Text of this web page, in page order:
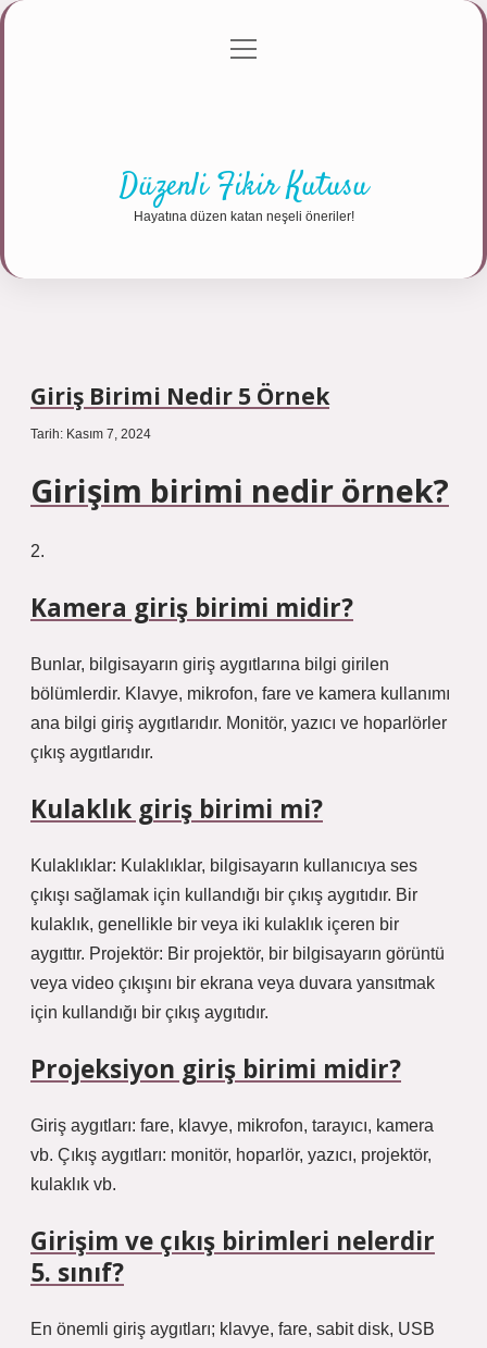
Gizlilik Politikası
menüyü
Düzenli Fikir Kutusu
Hayatına düzen katan neşeli öneriler!
Giriş Birimi Nedir 5 Örnek
Tarih: Kasım 7, 2024
Girişim birimi nedir örnek?
2.
Kamera giriş birimi midir?
Bunlar, bilgisayarın giriş aygıtlarına bilgi girilen
bölümlerdir. Klavye, mikrofon, fare ve kamera kullanımı
ana bilgi giriş aygıtlarıdır. Monitör, yazıcı ve hoparlörler
çıkış aygıtlarıdır.
Kulaklık giriş birimi mi?
Kulaklıklar: Kulaklıklar, bilgisayarın kullanıcıya ses
çıkışı sağlamak için kullandığı bir çıkış aygıtıdır. Bir
kulaklık, genellikle bir veya iki kulaklık içeren bir
aygıttır. Projektör: Bir projektör, bir bilgisayarın görüntü
veya video çıkışını bir ekrana veya duvara yansıtmak
için kullandığı bir çıkış aygıtıdır.
Projeksiyon giriş birimi midir?
Giriş aygıtları: fare, klavye, mikrofon, tarayıcı, kamera
vb. Çıkış aygıtları: monitör, hoparlör, yazıcı, projektör,
kulaklık vb.
Girişim ve çıkış birimleri nelerdir
5. sınıf?
En önemli giriş aygıtları; klavye, fare, sabit disk, USB